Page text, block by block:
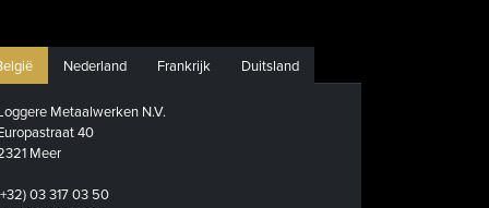
Nederland Frankrijk Duitsland
Metaalwerken N.V.
40
Meer
03 317 03 50